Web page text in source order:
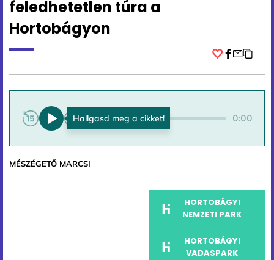
feledhetetlen túra a
Hortobágyon
0:00 0:00
MÉSZÉGETŐ MARCSI
HORTOBÁGYI
NEMZETI PARK
HORTOBÁGYI
VADASPARK